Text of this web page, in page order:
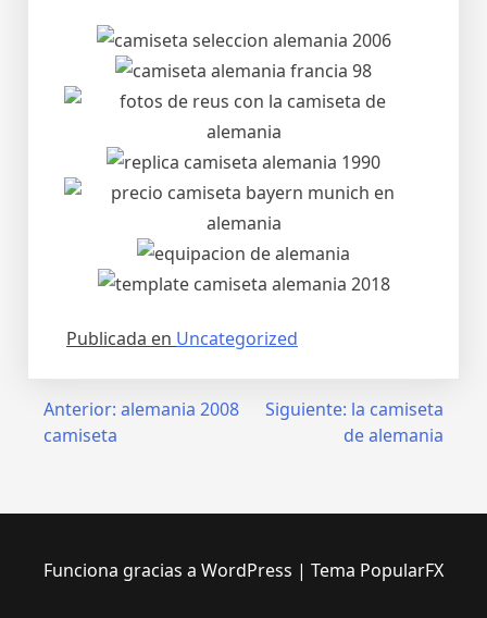
Publicada en Uncategorized
Navegación
Anterior: alemania 2008
camiseta
Siguiente: la camiseta
de alemania
Funciona gracias a WordPress | Tema PopularFX